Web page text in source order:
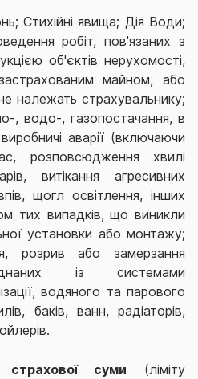
Стихійні явища; Дія Води;
робіт, пов'язаних з
об'єктів нерухомості,
майном, або
належать страхувальнику;
, водо-, газопостачання, в
аварії (включаючи
розповсюдження хвилі
витікання агресивних
щогл освітлення, інших
тих випадків, що виникли
установки або монтажу;
розрив або замерзання
із системами
водяного та парового
баків, ванн, радіаторів,
страхової суми (ліміту